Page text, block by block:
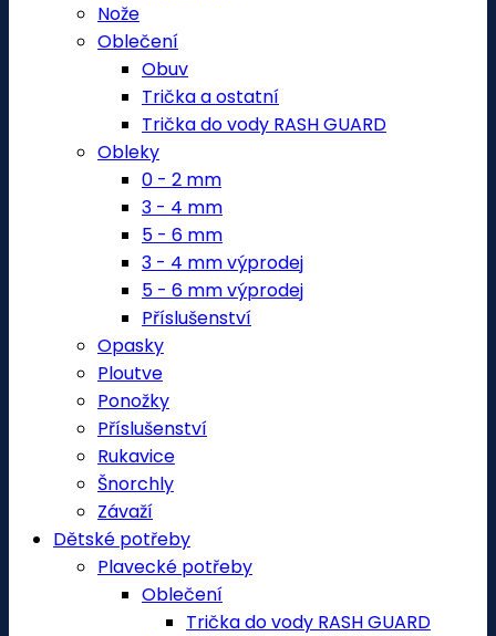
Nože
Oblečení
Obuv
Trička a ostatní
Trička do vody RASH GUARD
Obleky
0 - 2 mm
3 - 4 mm
5 - 6 mm
3 - 4 mm výprodej
5 - 6 mm výprodej
Příslušenství
Opasky
Ploutve
Ponožky
Příslušenství
Rukavice
Šnorchly
Závaží
Dětské potřeby
Plavecké potřeby
Oblečení
Trička do vody RASH GUARD